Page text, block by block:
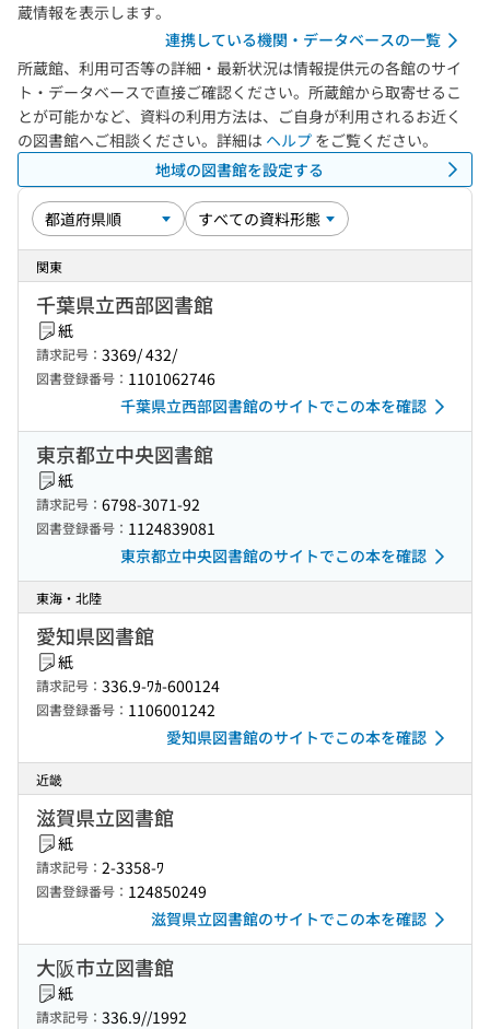
蔵情報を表示します。
連携している機関・データベースの一覧
所蔵館、利用可否等の詳細・最新状況は情報提供元の各館のサイ
ト・データベースで直接ご確認ください。所蔵館から取寄せるこ
とが可能かなど、資料の利用方法は、ご自身が利用されるお近く
の図書館へご相談ください。詳細は ヘルプ をご覧ください。
地域の図書館を設定する
関東
千葉県立西部図書館
紙
請求記号： 3369/ 432/
図書登録番号： 1101062746
千葉県立西部図書館のサイトでこの本を確認
東京都立中央図書館
紙
請求記号： 6798-3071-92
図書登録番号： 1124839081
東京都立中央図書館のサイトでこの本を確認
東海・北陸
愛知県図書館
紙
請求記号： 336.9-ﾜｶ-600124
図書登録番号： 1106001242
愛知県図書館のサイトでこの本を確認
近畿
滋賀県立図書館
紙
請求記号： 2-3358-ﾜ
図書登録番号： 124850249
滋賀県立図書館のサイトでこの本を確認
大阪市立図書館
紙
請求記号： 336.9//1992